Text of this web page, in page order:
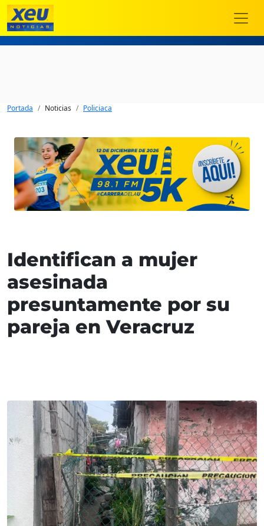
Portada Noticias Policiaca
Identifican a mujer
asesinada
presuntamente por su
pareja en Veracruz